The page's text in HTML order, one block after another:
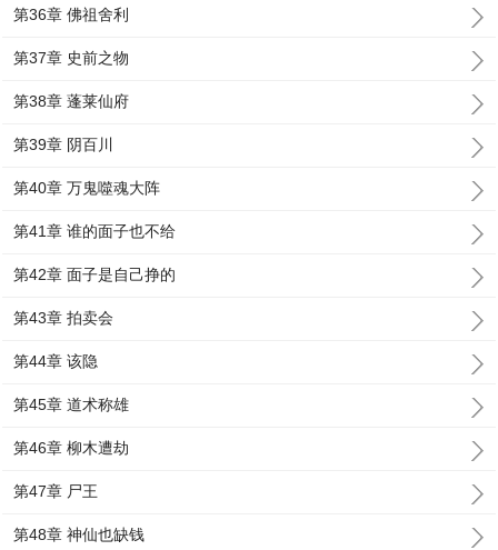
第36章 佛祖舍利
第37章 史前之物
第38章 蓬莱仙府
第39章 阴百川
第40章 万鬼噬魂大阵
第41章 谁的面子也不给
第42章 面子是自己挣的
第43章 拍卖会
第44章 该隐
第45章 道术称雄
第46章 柳木遭劫
第47章 尸王
第48章 神仙也缺钱